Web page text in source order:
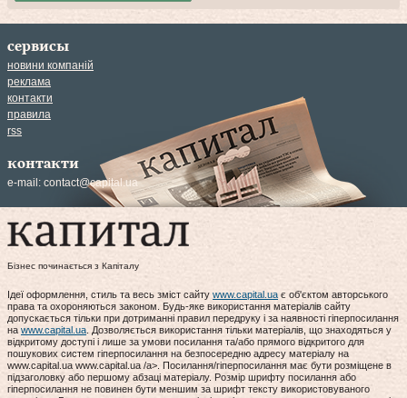
сервисы
новини компаній
реклама
контакти
правила
rss
контакти
e-mail: contact@capital.ua
Бізнес починається з Капіталу
Ідеї оформлення, стиль та весь зміст сайту www.capital.ua є об'єктом авторського
права та охороняються законом. Будь-яке використання матеріалів сайту
допускається тільки при дотриманні правил передруку і за наявності гіперпосилання
на www.capital.ua. Дозволяється використання тільки матеріалів, що знаходяться у
відкритому доступі і лише за умови посилання та/або прямого відкритого для
пошукових систем гіперпосилання на безпосередню адресу матеріалу на
www.capital.ua www.capital.ua /a>. Посилання/гіперпосилання має бути розміщене в
підзаголовку або першому абзаці матеріалу. Розмір шрифту посилання або
гіперпосилання не повинен бути меншим за шрифт тексту використовуваного